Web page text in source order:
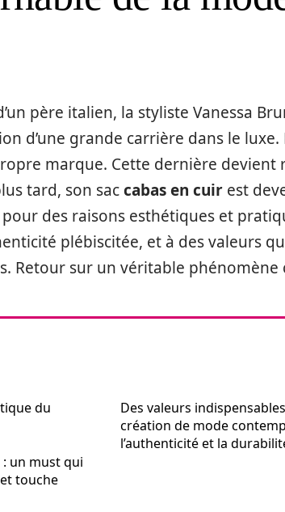
père italien, la styliste Vanessa
d’une grande carrière dans le luxe.
marque. Cette dernière
tard, son saccabas en cuir est
des raisons esthétiques et
plébiscitée, et à des valeurs
Retour sur un véritable
du
: un must qui
touche
Des valeurs
création de mode
l’authenticité et la